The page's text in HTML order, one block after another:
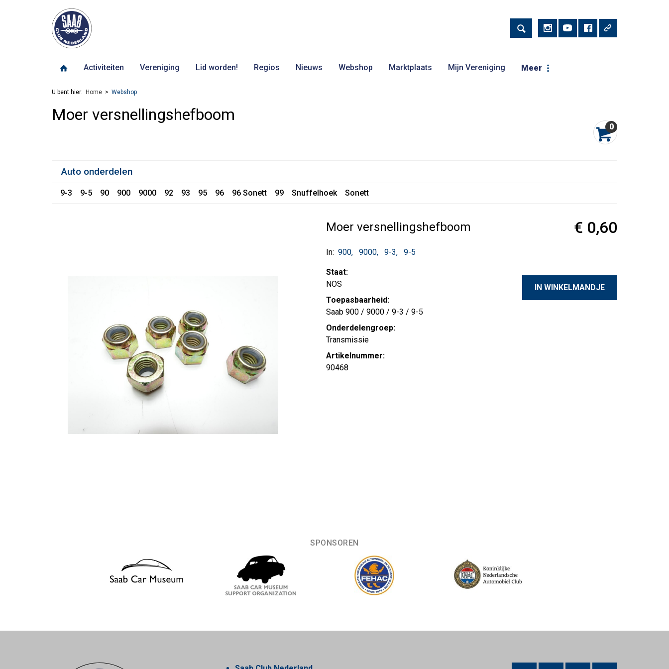
Activiteiten Vereniging Lid worden! Regios Nieuws Webshop Marktplaats Mijn Vereniging Meer
U bent hier: Home Webshop
Moer versnellingshefboom
0
Auto onderdelen
9-3 9-5 90 900 9000 92 93 95 96 96 Sonett 99 Snuffelhoek Sonett
Moer versnellingshefboom
In: 900 9000 9-3 9-5
Staat:
NOS
Toepasbaarheid:
Saab 900 / 9000 / 9-3 / 9-5
Onderdelengroep:
Transmissie
Artikelnummer:
90468
€ 0,60
SPONSOREN